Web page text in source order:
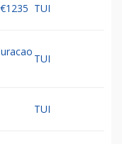
TUI
TUI
TUI